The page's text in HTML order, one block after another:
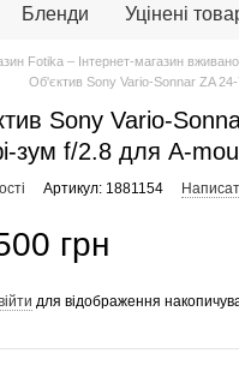
Бленди Уцінені
Fotika – Інтернет-магазин
Об'єктив Sony Vario-Sonnar ZA
Sony Vario-
зум f/2.8 для A-
Артикул: 1881154
грн
для відображення